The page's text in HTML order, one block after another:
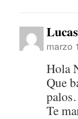
marzo
Hola
Que
Te